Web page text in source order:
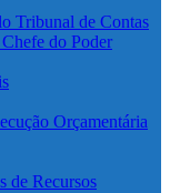
Tribunal de Contas
do Poder
Orçamentária
de Recursos